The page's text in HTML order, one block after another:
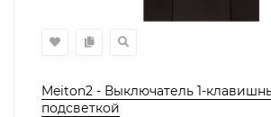
Meiton2 - Выключатель 1-
подсветкой